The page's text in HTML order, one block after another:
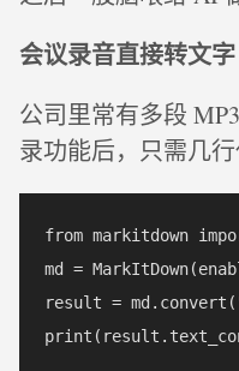
会议录音直接转文字
公司里常有多段
录功能后，只需几行
from markitdown
md =
result =